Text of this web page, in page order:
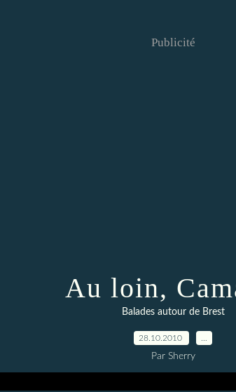
Publicité
Au loin,
Balades autour de Brest
28.10.2010
Par Sherry